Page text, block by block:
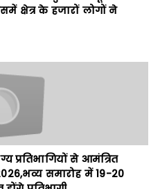
प्रतिभागियों से आमंत्रित
समारोह में 19-20
प्रतिभागी